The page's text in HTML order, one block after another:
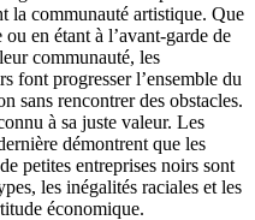
la communauté artistique. Que
en étant à l’avant-garde de
communauté, les
font progresser l’ensemble du
sans rencontrer des obstacles.
à sa juste valeur. Les
démontrent que les
petites entreprises noirs sont
les inégalités raciales et les
économique.